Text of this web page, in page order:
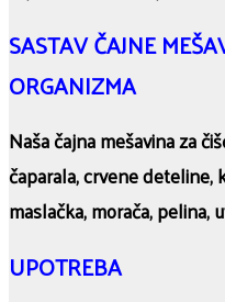
SASTAV ČAJNE
ORGANIZMA
Naša čajna mešavina za
čaparala, crvene deteline,
maslačka, morača, pelina,
UPOTREBA